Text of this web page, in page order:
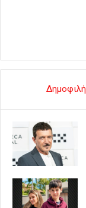
Δημοφιλή